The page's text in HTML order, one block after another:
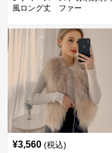
風ロング丈 ファー
¥3,560 (税込)